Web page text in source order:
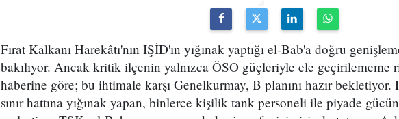
Fırat Kalkanı Harekâtı'nın IŞİD'ın yığınak yaptığı el-Bab'a doğru
bakılıyor. Ancak kritik ilçenin yalnızca ÖSO güçleriyle ele geçirilememe
haberine göre; bu ihtimale karşı Genelkurmay, B planını hazır
sınır hattına yığınak yapan, binlerce kişilik tank personeli ile piyade